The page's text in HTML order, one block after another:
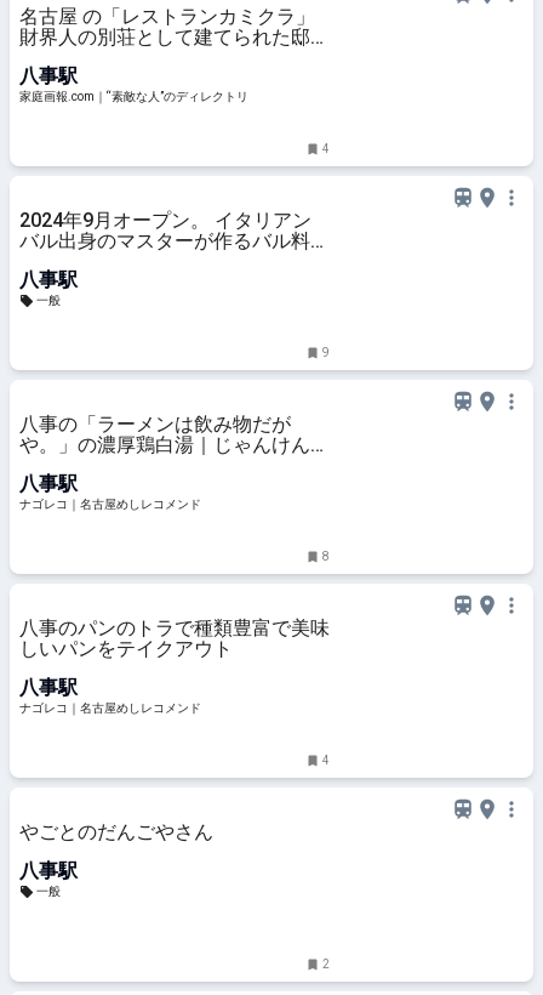
名古屋 の「レストランカミクラ」
財界人の別荘として建てられた邸宅
報.com｜“素敵な人”のディレクト
リ
八事駅
家庭画報.com｜“素敵な人”のディレクトリ
4
2024年9月オープン。 イタリアン
バル出身のマスターが作るバル料理
八事駅
一般
9
八事の「ラーメンは飲み物だが
や。」の濃厚鶏白湯｜じゃんけんで
八事駅
ナゴレコ｜名古屋めしレコメンド
8
八事のパンのトラで種類豊富で美味
しいパンをテイクアウト
八事駅
ナゴレコ｜名古屋めしレコメンド
4
やごとのだんごやさん
八事駅
一般
2